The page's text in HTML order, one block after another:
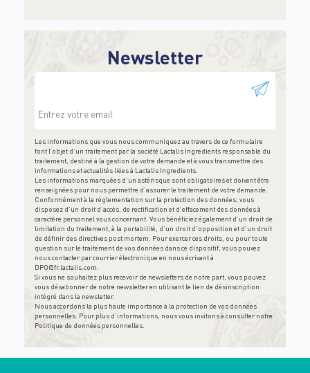
Newsletter
This field is for validation purposes and should be
Les informations que vous nous communiquez au travers de ce formulaire
font l’objet d’un traitement par la société Lactalis Ingredients responsable du
traitement, destiné à la gestion de votre demande et à vous transmettre des
informations et actualités liées à Lactalis Ingredients.
Les informations marquées d’un astérisque sont obligatoires et doivent être
renseignées pour nous permettre d’assurer le traitement de votre demande.
Conformément à la réglementation sur la protection des données, vous
disposez d’un droit d’accès, de rectification et d’effacement des données à
caractère personnel vous concernant. Vous bénéficiez également d’un droit de
limitation du traitement, à la portabilité, d’un droit d’opposition et d’un droit
de définir des directives post mortem. Pour exercer ces droits, ou pour toute
question sur le traitement de vos données dans ce dispositif, vous pouvez
nous contacter par courrier électronique en nous écrivant à
DPO@fr.lactalis.com
Si vous ne souhaitez plus recevoir de newsletters de notre part, vous pouvez
vous désabonner de notre newsletter en utilisant le lien de désinscription
intégré dans la newsletter.
Nous accordons la plus haute importance à la protection de vos données
personnelles. Pour plus d’informations, nous vous invitons à consulter notre
Politique de données personnelles